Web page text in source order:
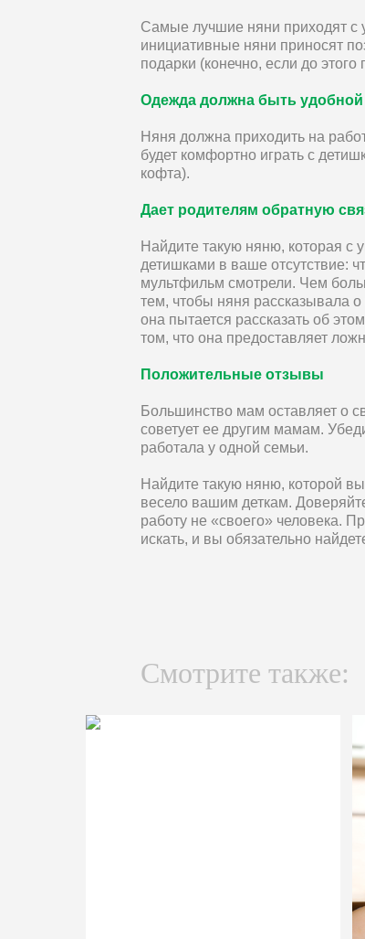
Самые лучшие няни приходят с
инициативные няни приносят
подарки (конечно, если до
Одежда должна быть удобной
Няня должна приходить на
будет комфортно играть с
кофта).
Дает родителям обратную
Найдите такую няню, которая с
детишками в ваше отсутствие:
мультфильм смотрели. Чем
тем, чтобы няня рассказывала
она пытается рассказать об
том, что она предоставляет
Положительные отзывы
Большинство мам оставляет о
советует ее другим мамам.
работала у одной семьи.
Найдите такую няню, которой
весело вашим деткам.
работу не «своего» человека.
искать, и вы обязательно
Смотрите также: